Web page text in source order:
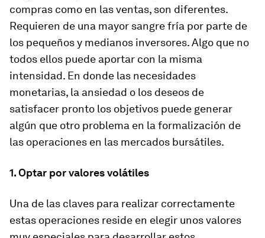
compras como en las ventas, son diferentes.
Requieren de una mayor sangre fría por parte de
los pequeños y medianos inversores. Algo que no
todos ellos puede aportar con la misma
intensidad. En donde las necesidades
monetarias, la ansiedad o los deseos de
satisfacer pronto los objetivos puede generar
algún que otro problema en la formalización de
las operaciones en las mercados bursátiles.
1. Optar por valores volátiles
Una de las claves para realizar correctamente
estas operaciones reside en elegir unos valores